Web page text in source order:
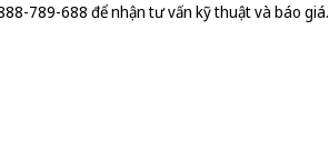
789-688 để nhận tư vấn kỹ thuật và báo giá.